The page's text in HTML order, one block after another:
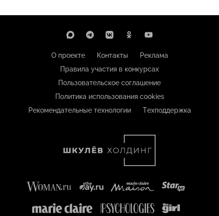
О проекте Контакты
Реклама
Правила участия в конкурсах
Пользовательское соглашение
Политика использования cookies
Рекомендательные технологии
Техподдержка